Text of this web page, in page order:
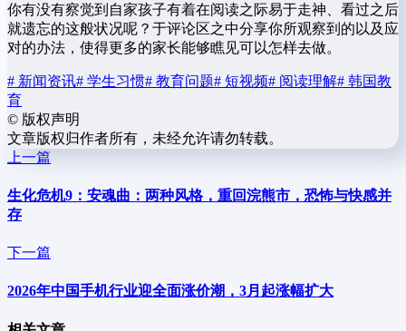
你有没有察觉到自家孩子有着在阅读之际易于走神、看过之后
就遗忘的这般状况呢？于评论区之中分享你所观察到的以及应
对的办法，使得更多的家长能够瞧见可以怎样去做。
# 新闻资讯# 学生习惯# 教育问题# 短视频# 阅读理解# 韩国教
育
© 版权声明
文章版权归作者所有，未经允许请勿转载。
上一篇
生化危机9：安魂曲：两种风格，重回浣熊市，恐怖与快感并
存
下一篇
2026年中国手机行业迎全面涨价潮，3月起涨幅扩大